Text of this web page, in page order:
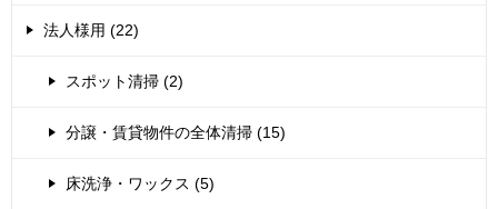
法人様用 (22)
スポット清掃 (2)
分譲・賃貸物件の全体清掃 (15)
床洗浄・ワックス (5)